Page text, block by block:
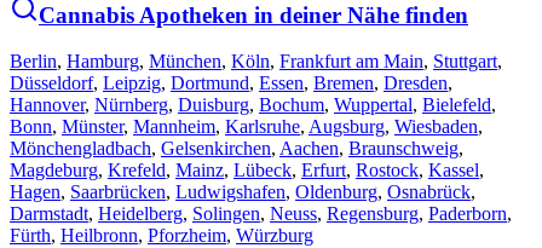
Cannabis Apotheken in deiner Nähe finden
Berlin, Hamburg, München, Köln, Frankfurt am Main, Stuttgart,
Düsseldorf, Leipzig, Dortmund, Essen, Bremen, Dresden,
Hannover, Nürnberg, Duisburg, Bochum, Wuppertal, Bielefeld,
Bonn, Münster, Mannheim, Karlsruhe, Augsburg, Wiesbaden,
Mönchengladbach, Gelsenkirchen, Aachen, Braunschweig,
Magdeburg, Krefeld, Mainz, Lübeck, Erfurt, Rostock, Kassel,
Hagen, Saarbrücken, Ludwigshafen, Oldenburg, Osnabrück,
Darmstadt, Heidelberg, Solingen, Neuss, Regensburg, Paderborn,
Fürth, Heilbronn, Pforzheim, Würzburg